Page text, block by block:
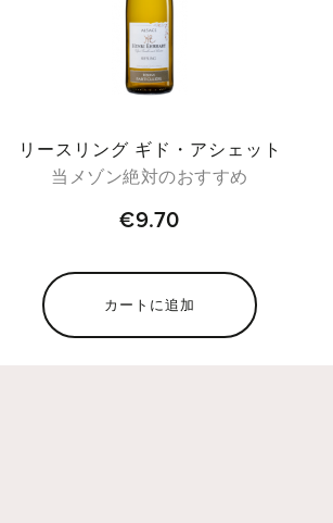
リースリング ギド・アシェット
当メゾン絶対のおすすめ
€9.70
カートに追加